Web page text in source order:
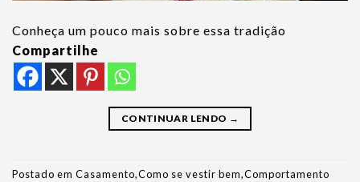
Conheça um pouco mais sobre essa tradição
Compartilhe
CONTINUAR LENDO →
Postado em Casamento,Como se vestir bem,Comportamento